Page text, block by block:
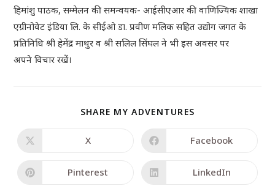
हिमांशु पाठक, सम्मेलन की समन्वयक- आईसीएआर की वाणिज्यिक शाखा
एग्रीनोवेट इंडिया लि. के सीईओ डा. प्रवीण मलिक सहित उद्योग जगत के
प्रतिनिधि श्री हेमेंद्र माथुर व श्री सलिल सिंघल ने भी इस अवसर पर
अपने विचार रखें।
SHARE MY ADVENTURES
X Facebook
Pinterest LinkedIn